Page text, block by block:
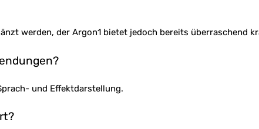
werden, der Argon1 bietet jedoch bereits überraschend
und Effektdarstellung.